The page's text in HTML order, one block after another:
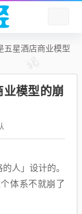
五星酒店商业模型
模型的崩
人」设计的。
体系不就崩了